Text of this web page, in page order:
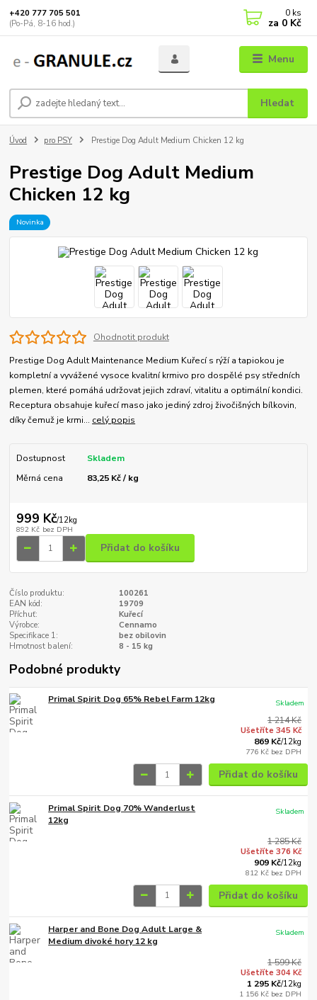
Menu
Hledat
+420 777 705 501
(Po-Pá, 8-16 hod.)
0 ks
za 0 Kč
Úvod pro PSY Prestige Dog Adult Medium Chicken 12 kg
Prestige Dog Adult Medium
Chicken 12 kg
Novinka
Ohodnotit produkt
Prestige Dog Adult Maintenance Medium Kuřecí s rýží a tapiokou je
kompletní a vyvážené vysoce kvalitní krmivo pro dospělé psy středních
plemen, které pomáhá udržovat jejich zdraví, vitalitu a optimální kondici.
Receptura obsahuje kuřecí maso jako jediný zdroj živočišných bílkovin,
díky čemuž je krmi... celý popis
Dostupnost
Skladem
Měrná cena
83,25 Kč / kg
999 Kč/12kg
892 Kč bez DPH
Přidat do košíku
Číslo produktu:
100261
EAN kód:
19709
Příchuť:
Kuřecí
Výrobce:
Cennamo
Specifikace 1:
bez obilovin
Hmotnost balení:
8 - 15 kg
Podobné produkty
Primal Spirit Dog 65% Rebel Farm 12kg
1 214 Kč
Ušetříte 345 Kč
869 Kč/12kg
776 Kč bez DPH
Skladem
Přidat do košíku
Primal Spirit Dog 70% Wanderlust
12kg
1 285 Kč
Ušetříte 376 Kč
909 Kč/12kg
812 Kč bez DPH
Skladem
Přidat do košíku
Harper and Bone Dog Adult Large &
Medium divoké hory 12 kg
1 599 Kč
Ušetříte 304 Kč
1 295 Kč/12kg
1 156 Kč bez DPH
Skladem